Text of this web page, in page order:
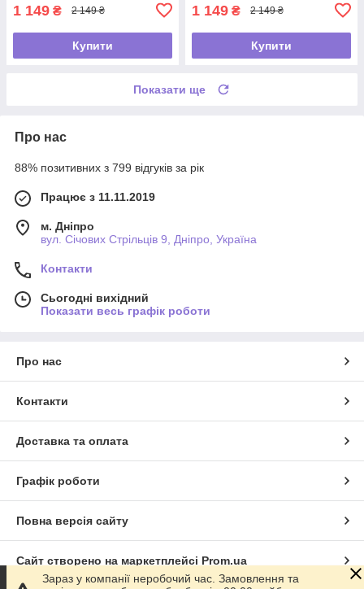
1 149 ₴ 2 149 ₴
Купити
1 149 ₴ 2 149 ₴
Купити
Показати ще
Про нас
88% позитивних з 799 відгуків за рік
Працює з 11.11.2019
м. Дніпро
вул. Січових Стрільців 9, Дніпро, Україна
Контакти
Сьогодні вихідний
Показати весь графік роботи
Про нас
Контакти
Доставка та оплата
Графік роботи
Повна версія сайту
Сайт створено на маркетплейсі Prom.ua
Зараз у компанії неробочий час. Замовлення та